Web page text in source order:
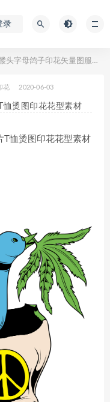
录
字母鸽子印花矢量图服装裁片T恤烫图印花花型素材
花 2020-06-03
恤烫图印花花型素材
T恤烫图印花花型素材